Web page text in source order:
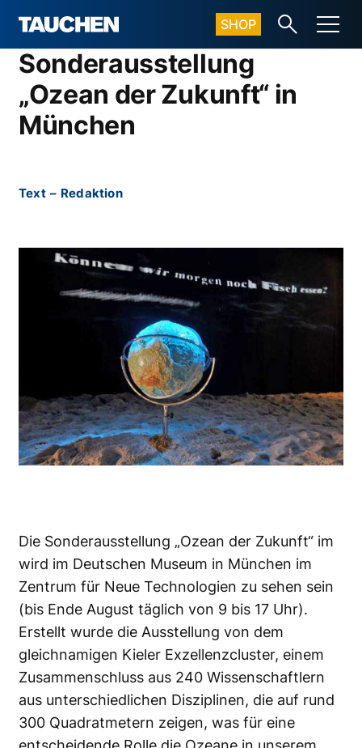
SHOP
Sonderausstellung
„Ozean der Zukunft“ in
München
Text – Redaktion
Die Sonderausstellung „Ozean der Zukunft“ im
wird im Deutschen Museum in München im
Zentrum für Neue Technologien zu sehen sein
(bis Ende August täglich von 9 bis 17 Uhr).
Erstellt wurde die Ausstellung von dem
gleichnamigen Kieler Exzellenzcluster, einem
Zusammenschluss aus 240 Wissenschaftlern
aus unterschiedlichen Disziplinen, die auf rund
300 Quadratmetern zeigen, was für eine